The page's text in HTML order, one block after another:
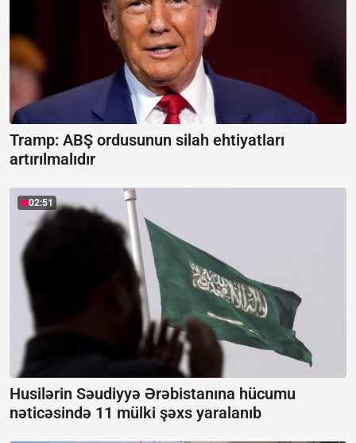
Tramp: ABŞ ordusunun silah ehtiyatları
artırılmalıdır
02:51
Husilərin Səudiyyə Ərəbistanına hücumu
nəticəsində 11 mülki şəxs yaralanıb